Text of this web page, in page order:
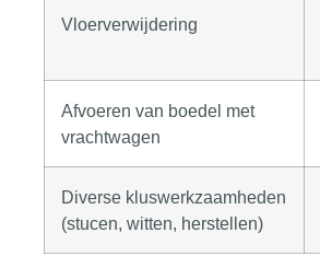
Vloerverwijdering
Afvoeren van boedel met
vrachtwagen
Diverse kluswerkzaamheden
(stucen, witten, herstellen)